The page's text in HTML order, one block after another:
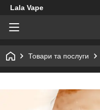
Lala Vape
Товари та послуги